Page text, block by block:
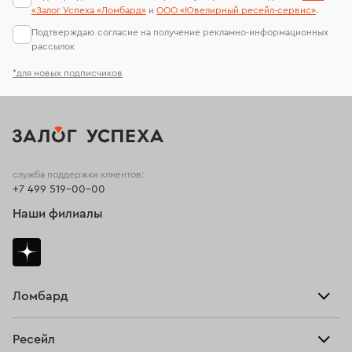
*для новых подписчиков
«Залог Успеха «Ломбард» и ООО «Ювелирный ресейл-сервиc».
Подтверждаю согласие на получение рекламно-информационных
рассылок
Ломбард
Ресейл
служба поддержки клиентов:
+7 499 519-00-00
Наши филиалы